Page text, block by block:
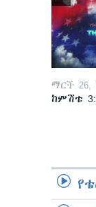
ማርች 26,
ከምሽቱ